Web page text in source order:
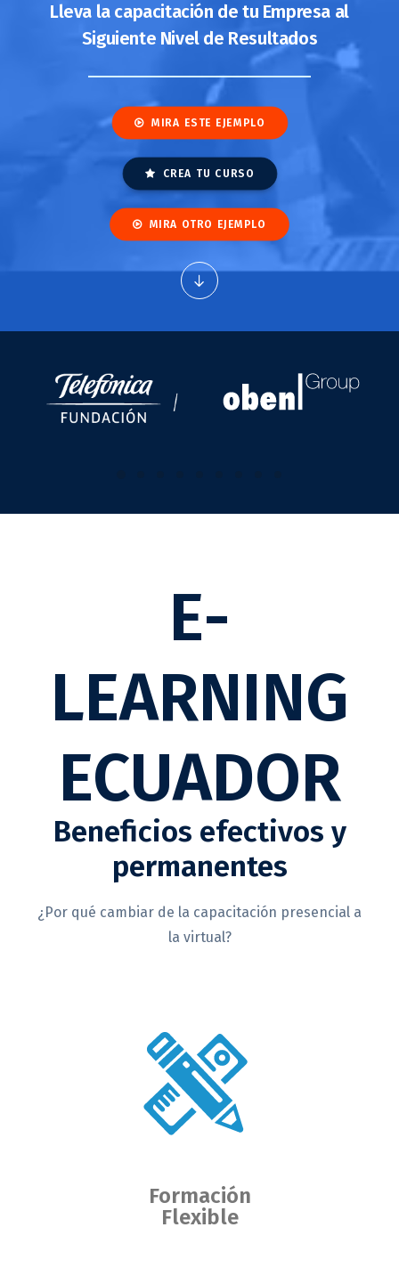
Lleva la capacitación de tu Empresa al
Siguiente Nivel de Resultados
MIRA ESTE EJEMPLO
CREA TU CURSO
MIRA OTRO EJEMPLO
E-
LEARNING
ECUADOR
Beneficios efectivos y
permanentes
¿Por qué cambiar de la capacitación presencial a
la virtual?
Formación
Flexible